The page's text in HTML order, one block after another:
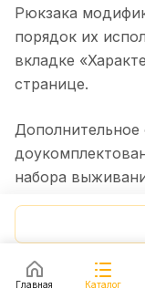
Рюкзака
порядок их
вкладке
странице.
Дополнительное
набора
компонентами
усмотрение
выбранной
Главная Каталог